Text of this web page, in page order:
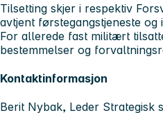
Tilsetting skjer i respektiv
avtjent førstegangstjeneste og
For allerede fast militært
bestemmelser og
Kontaktinformasjon
Berit Nybak, Leder Strategisk